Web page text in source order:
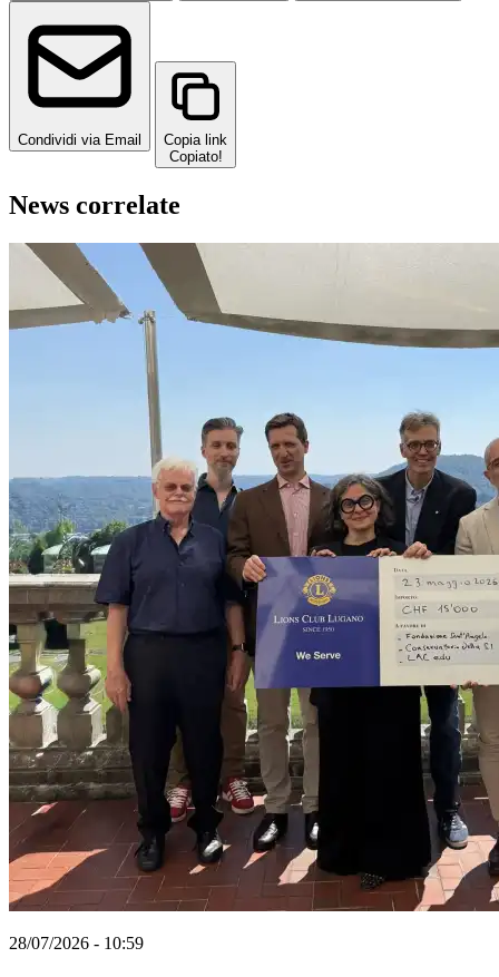
Condividi via Email
Copia link
Copiato!
News correlate
28/07/2026 - 10:59